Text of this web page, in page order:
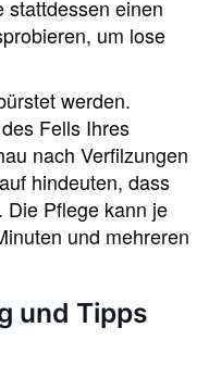
stattdessen einen
um lose
werden.
Fells Ihres
nach Verfilzungen
hindeuten, dass
Die Pflege kann je
und mehreren
und Tipps